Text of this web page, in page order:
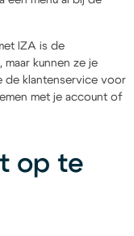
IZA is de
maar kunnen ze je
de klantenservice voor
met je account of
op te